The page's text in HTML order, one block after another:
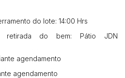
do lote: 14:00 Hrs
do bem: Pátio JDN
agendamento
agendamento